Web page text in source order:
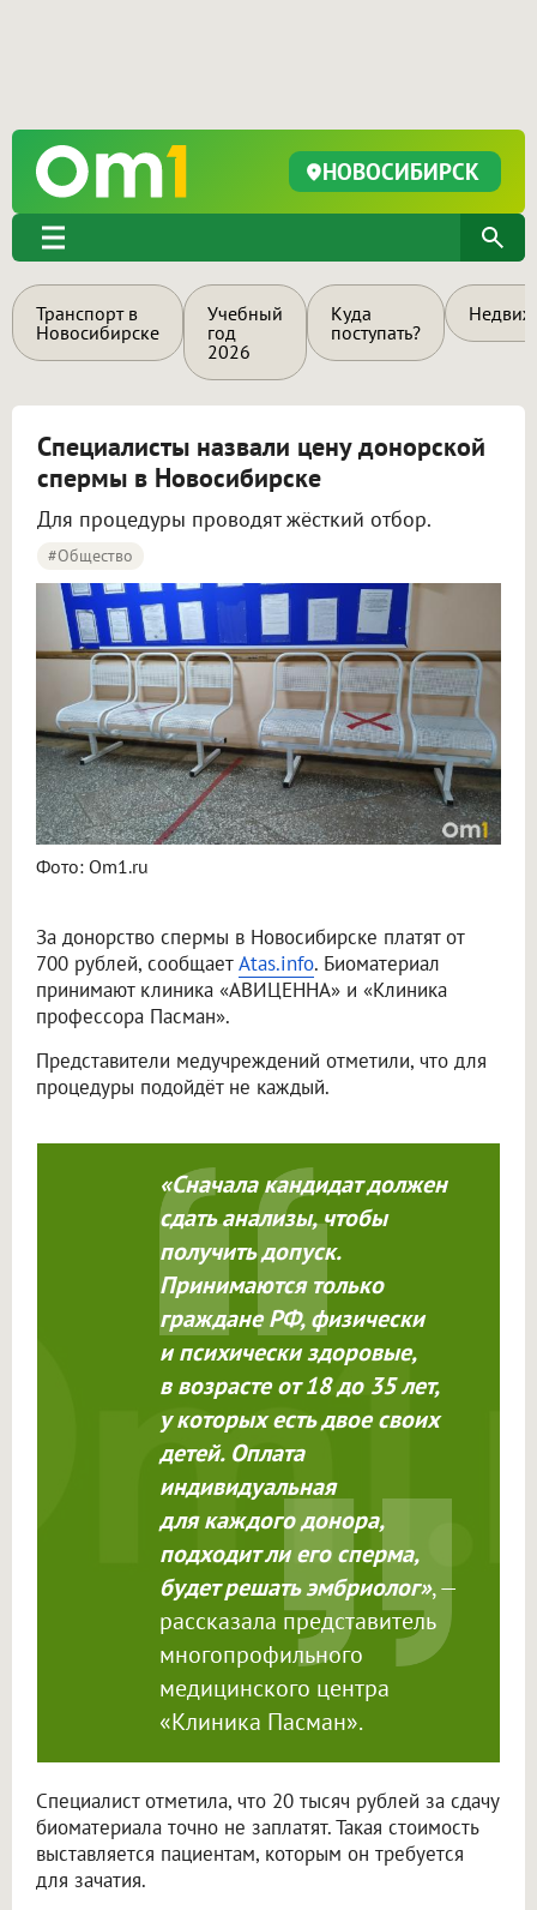
НОВОСИБИРСК
Транспорт в
Новосибирске
Учебный
год
2026
Куда
поступать?
Специалисты назвали цену донорской
спермы в Новосибирске
Для процедуры проводят жёсткий отбор.
#Общество
Фото: Om1.ru
За донорство спермы в Новосибирске платят от
700 рублей, сообщаетAtas.info. Биоматериал
принимают клиника «АВИЦЕННА» и «Клиника
профессора Пасман».
Представители медучреждений отметили, что для
процедуры подойдёт не каждый.
«Сначала кандидат должен
сдать анализы, чтобы
получить допуск.
Принимаются только
граждане РФ, физически
и психически здоровые,
в возрасте от 18 до 35 лет,
у которых есть двое своих
детей. Оплата
индивидуальная
для каждого донора,
подходит ли его сперма,
будет решать эмбриолог», —
рассказала представитель
многопрофильного
медицинского центра
«Клиника Пасман».
Специалист отметила, что 20 тысяч рублей за сдачу
биоматериала точно не заплатят. Такая стоимость
выставляется пациентам, которым он требуется
для зачатия.